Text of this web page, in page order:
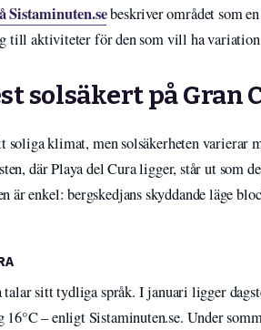
Sistaminuten.sebeskriver området som
till aktiviteter för den som vill ha
solsäkert på Gran
soliga klimat, men solsäkerheten varierar
där Playa del Cura ligger, står ut som
är enkel: bergskedjans skyddande läge
sitt tydliga språk. I januari ligger
– enligt Sistaminuten.se. Under